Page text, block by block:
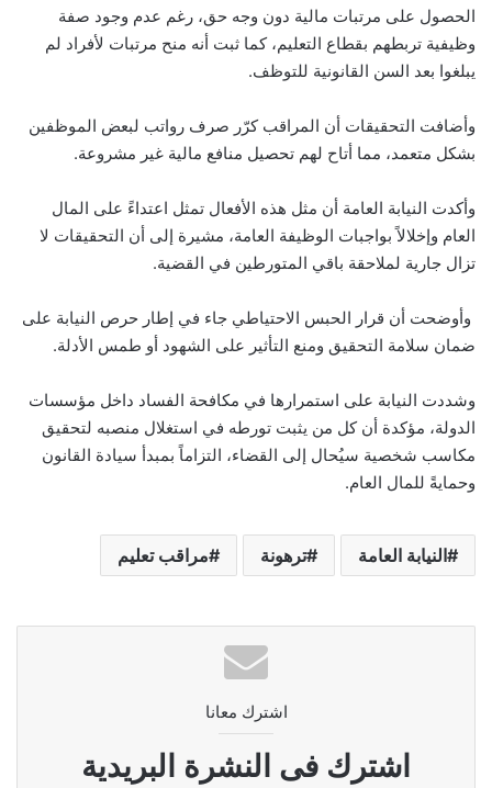
الحصول على مرتبات مالية دون وجه حق، رغم عدم وجود صفة
وظيفية تربطهم بقطاع التعليم، كما ثبت أنه منح مرتبات لأفراد لم
يبلغوا بعد السن القانونية للتوظف.
وأضافت التحقيقات أن المراقب كرّر صرف رواتب لبعض الموظفين
بشكل متعمد، مما أتاح لهم تحصيل منافع مالية غير مشروعة.
وأكدت النيابة العامة أن مثل هذه الأفعال تمثل اعتداءً على المال
العام وإخلالاً بواجبات الوظيفة العامة، مشيرة إلى أن التحقيقات لا
تزال جارية لملاحقة باقي المتورطين في القضية.
وأوضحت أن قرار الحبس الاحتياطي جاء في إطار حرص النيابة على
ضمان سلامة التحقيق ومنع التأثير على الشهود أو طمس الأدلة.
وشددت النيابة على استمرارها في مكافحة الفساد داخل مؤسسات
الدولة، مؤكدة أن كل من يثبت تورطه في استغلال منصبه لتحقيق
مكاسب شخصية سيُحال إلى القضاء، التزاماً بمبدأ سيادة القانون
وحمايةً للمال العام.
النيابة العامة ترهونة مراقب تعليم
اشترك معانا
اشترك فى النشرة البريدية